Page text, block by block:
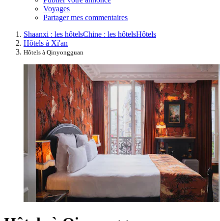
Voyages
Partager mes commentaires
Shaanxi : les hôtelsChine : les hôtelsHôtels
Hôtels à Xi'an
Hôtels à Qinyongguan